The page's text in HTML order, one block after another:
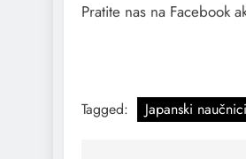
Pratite nas na Facebook
Tagged: Japanski naučnici